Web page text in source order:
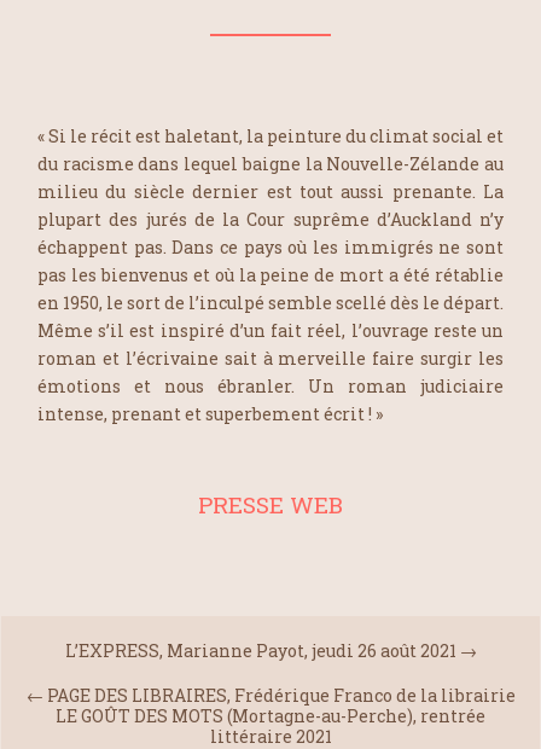
« Si le récit est haletant, la peinture du climat social et
du racisme dans lequel baigne la Nouvelle-Zélande au
milieu du siècle dernier est tout aussi prenante. La
plupart des jurés de la Cour suprême d’Auckland n’y
échappent pas. Dans ce pays où les immigrés ne sont
pas les bienvenus et où la peine de mort a été rétablie
en 1950, le sort de l’inculpé semble scellé dès le départ.
Même s’il est inspiré d’un fait réel, l’ouvrage reste un
roman et l’écrivaine sait à merveille faire surgir les
émotions et nous ébranler. Un roman judiciaire
intense, prenant et superbement écrit ! »
PRESSE WEB
L’EXPRESS, Marianne Payot, jeudi 26 août 2021 →
← PAGE DES LIBRAIRES, Frédérique Franco de la librairie
LE GOÛT DES MOTS (Mortagne-au-Perche), rentrée
littéraire 2021